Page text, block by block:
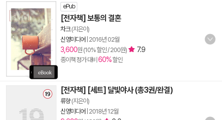
ePub
[전자책] 보통의 결혼
차크(지은이)
신영미디어 2016년 02월
3,600원 (10% 할인 / 200원) 7.9
종이책 정가 대비 60%할인
[전자책] [세트] 달빛야사 (총3권/완결)
류향(지은이)
신영미디어 2018년 12월